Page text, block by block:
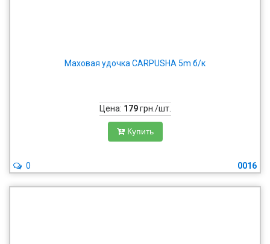
Маховая удочка CARPUSHA 5m б/к
Цена: 179грн./шт.
Купить
0016
0